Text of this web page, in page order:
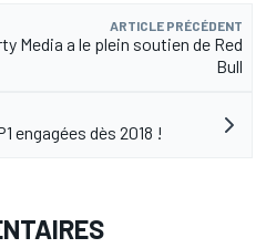
ARTICLE PRÉCÉDENT
Media a le plein soutien de Red
Bull
engagées dès 2018 !